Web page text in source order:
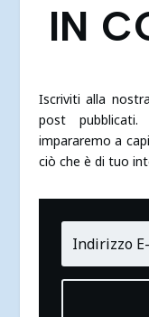
IN
Iscriviti alla
post
impararemo a
ciò che è di tuo